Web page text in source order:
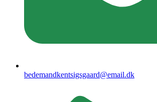
bedemandkentsigsgaard@email.dk